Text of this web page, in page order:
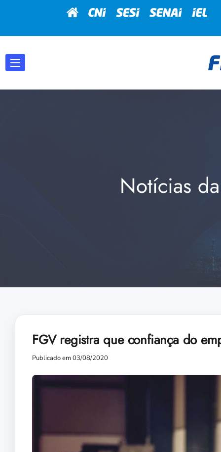
Notícias
FGV registra que confiança do
Publicado em 03/08/2020